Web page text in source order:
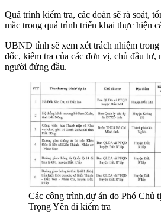
Quá trình kiểm tra, các đoàn sẽ rà soát,
mắc trong quá trình triển khai thực hiện
UBND tỉnh sẽ xem xét trách nhiệm
đốc, kiểm tra của các đơn vị, chủ đầu tư,
người đứng đầu.
Các công trình,dự án do Phó Chủ
Trọng Yên đi kiểm tra